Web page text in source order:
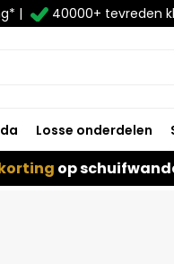
| 40000+ tevreden
Losse onderdelen
op